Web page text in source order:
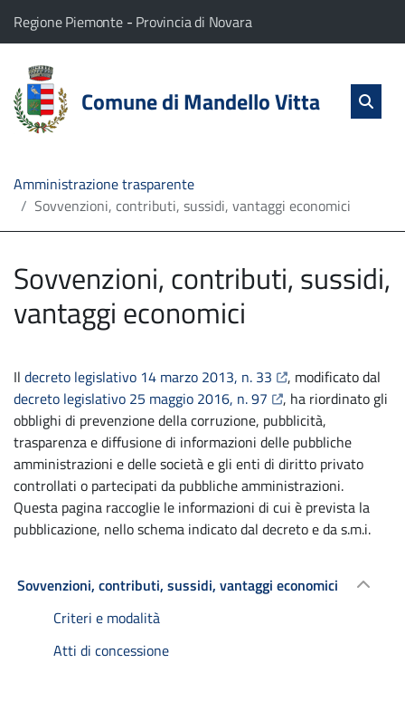
Home
Servizi
L'Amministrazione
Linea
diretta
Il comune di Mandello Vitta appartiene a:
Regione Piemonte (Apre il link in una nuova scheda)
- Provincia di Novara(Apre il link in una nuova
Comune di Mandello Vitta salta
Amministrazione trasparente
Sovvenzioni, contributi, sussidi, vantaggi economici
Sovvenzioni, contributi, sussidi,
vantaggi economici
Il decreto legislativo 14 marzo 2013, n. 33 apre il link in una
, modificato dal
decreto legislativo 25 maggio 2016, n. 97 apre il link in una
, ha riordinato gli
obblighi di prevenzione della corruzione, pubblicità,
trasparenza e diffusione di informazioni delle pubbliche
amministrazioni e delle società e gli enti di diritto privato
controllati o partecipati da pubbliche amministrazioni.
Questa pagina raccoglie le informazioni di cui è prevista la
pubblicazione, nello schema indicato dal decreto e da s.m.i.
Sovvenzioni, contributi, sussidi, vantaggi economici
Criteri e modalità
Atti di concessione